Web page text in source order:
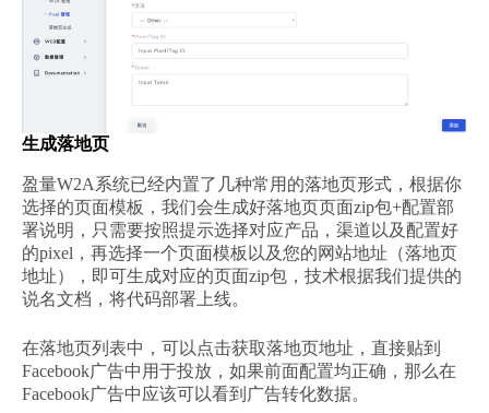
生成落地页
盈量W2A系统已经内置了几种常用的落地页形式，根据你
选择的页面模板，我们会生成好落地页页面zip包+配置部
署说明，只需要按照提示选择对应产品，渠道以及配置好
的pixel，再选择一个页面模板以及您的网站地址（落地页
地址），即可生成对应的页面zip包，技术根据我们提供的
说名文档，将代码部署上线。
在落地页列表中，可以点击获取落地页地址，直接贴到
Facebook广告中用于投放，如果前面配置均正确，那么在
Facebook广告中应该可以看到广告转化数据。